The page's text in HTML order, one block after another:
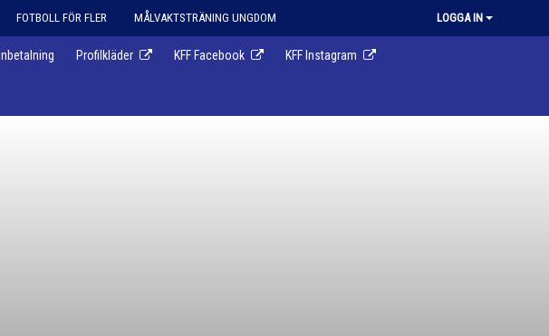
FOTBOLL FÖR FLER MÅLVAKTSTRÄNING UNGDOM LOGGA IN
Inbetalning Profilkläder KFF Facebook KFF Instagram